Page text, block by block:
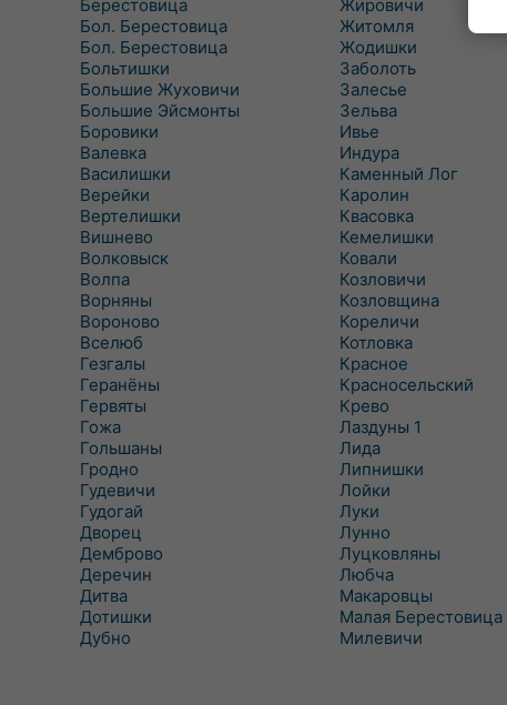
Берестовица
Бол. Берестовица
Бол. Берестовица
Больтишки
Большие Жуховичи
Большие Эйсмонты
Боровики
Валевка
Василишки
Верейки
Вертелишки
Вишнево
Волковыск
Волпа
Ворняны
Вороново
Вселюб
Гезгалы
Геранёны
Гервяты
Гожа
Гольшаны
Гродно
Гудевичи
Гудогай
Дворец
Демброво
Деречин
Дитва
Дотишки
Дубно
Жировичи
Житомля
Жодишки
Заболоть
Залесье
Зельва
Ивье
Индура
Каменный Лог
Каролин
Квасовка
Кемелишки
Ковали
Козловичи
Козловщина
Кореличи
Котловка
Красное
Красносельский
Крево
Лаздуны 1
Лида
Липнишки
Лойки
Луки
Лунно
Луцковляны
Любча
Макаровцы
Малая Берестовица
Милевичи